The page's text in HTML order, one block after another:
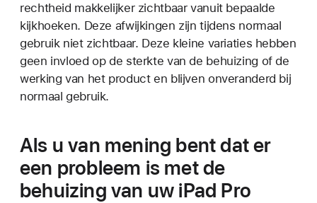
rechtheid makkelijker zichtbaar vanuit bepaalde
kijkhoeken. Deze afwijkingen zijn tijdens normaal
gebruik niet zichtbaar. Deze kleine variaties hebben
geen invloed op de sterkte van de behuizing of de
werking van het product en blijven onveranderd bij
normaal gebruik.
Als u van mening bent dat er
een probleem is met de
behuizing van uw iPad Pro